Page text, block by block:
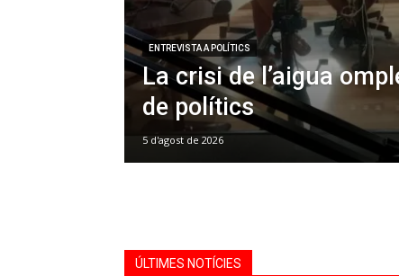
ENTREVISTA A POLÍTICS
La crisi de l’aigua
de polítics
5 d'agost de 2026
ÚLTIMES NOTÍCIES